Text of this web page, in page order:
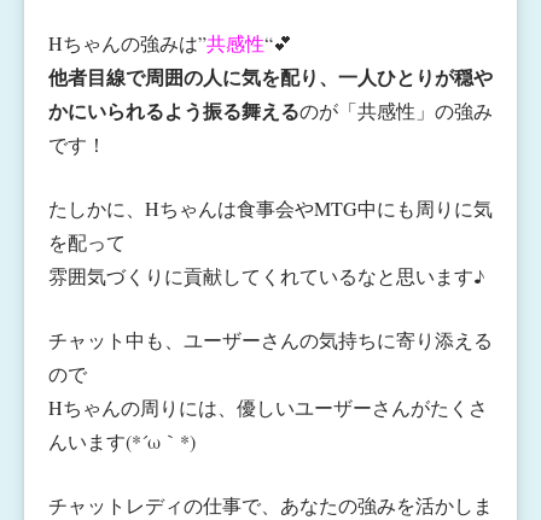
Hちゃんの強みは”共感性“💕
他者目線で周囲の人に気を配り、一人ひとりが穏や
かにいられるよう振る舞えるのが「共感性」の強み
です！
たしかに、Hちゃんは食事会やMTG中にも周りに気
を配って
雰囲気づくりに貢献してくれているなと思います♪
チャット中も、ユーザーさんの気持ちに寄り添える
ので
Hちゃんの周りには、優しいユーザーさんがたくさ
んいます(*´ω｀*)
チャットレディの仕事で、あなたの強みを活かしま